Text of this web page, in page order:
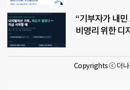
“기부자가 내
비영리 위한 디
Copyrights ⓒ 더